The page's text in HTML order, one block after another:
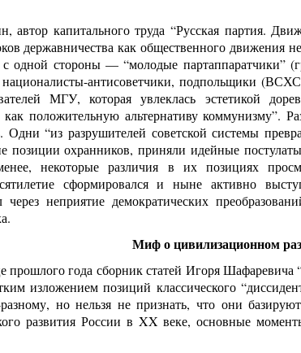
автор капитального труда “Русская партия.
державничества как общественного движения
одной стороны — “молодые
антисоветчики, подпольщики
МГУ, которая увлеклась эстетикой
положительную альтернативу коммунизму”.
“из разрушителей советской системы
позиции охранников, приняли идейные
некоторые различия в их позициях
сформировался и ныне активно
через неприятие демократических
Миф о цивилизационном
года сборник статей Игоря Шафаревича
изложением позиций классического
но нельзя не признать, что они
развития России в XX веке, основные